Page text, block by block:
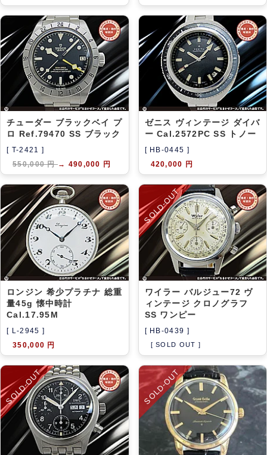
チューダー ブラックベイ プ
ロ Ref.79470 SS ブラック
[ T-2421 ]
550,000 円→ 490,000 円
ゼニス ヴィンテージ ダイバ
ー Cal.2572PC SS トノー
[ HB-0445 ]
420,000 円
ロンジン 希少プラチナ 総重
量45g 懐中時計
Cal.17.95M
[ L-2945 ]
350,000 円
SOLD-OUT
ワイラー バルジュー72 ヴ
ィンテージ クロノグラフ
SS ワンピー
[ HB-0439 ]
[ SOLD OUT ]
SOLD-OUT SOLD-OUT